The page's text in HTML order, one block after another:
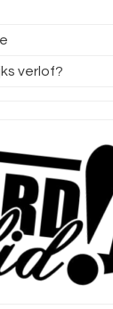
verlof?